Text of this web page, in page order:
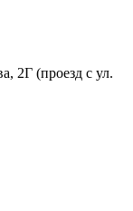
2Г (проезд с ул.